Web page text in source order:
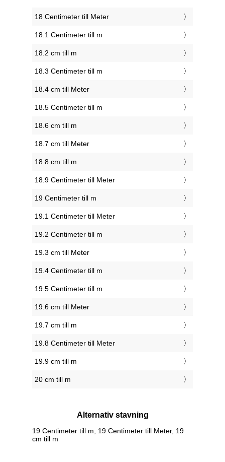
18 Centimeter till Meter
18.1 Centimeter till m
18.2 cm till m
18.3 Centimeter till m
18.4 cm till Meter
18.5 Centimeter till m
18.6 cm till m
18.7 cm till Meter
18.8 cm till m
18.9 Centimeter till Meter
19 Centimeter till m
19.1 Centimeter till Meter
19.2 Centimeter till m
19.3 cm till Meter
19.4 Centimeter till m
19.5 Centimeter till m
19.6 cm till Meter
19.7 cm till m
19.8 Centimeter till Meter
19.9 cm till m
20 cm till m
Alternativ stavning
19 Centimeter till m, 19 Centimeter till Meter, 19
cm till m